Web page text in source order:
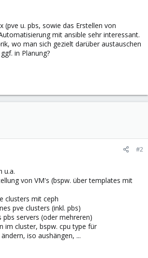
(pve u. pbs, sowie das Erstellen von
mit ansible sehr interessant.
wo man sich gezielt darüber austauschen
in Planung?
#2
u.a.
von VM's (bspw. über templates mit
clusters mit ceph
pve clusters (inkl. pbs)
servers (oder mehreren)
im cluster, bspw. cpu type für
iso aushängen, ...